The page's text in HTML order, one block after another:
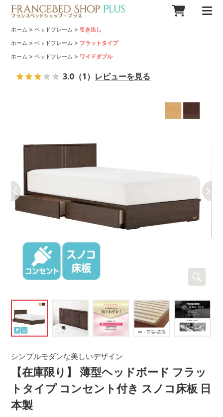
ホーム >ベッドフレーム > 引き出し
ホーム >ベッドフレーム > フラットタイプ
ホーム >ベッドフレーム > ワイドダブル
【在庫限り】 薄型ヘッドボード フラッ
トタイプ コンセント付き スノコ床板 日
本製
シンプルモダンな美しいデザイン
3.0 （1） レビューを見る